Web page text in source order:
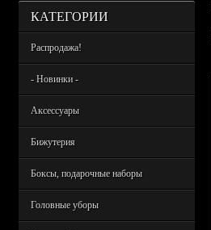
КАТЕГОРИИ
Распродажа!
- Новинки -
Аксессуары
Бижутерия
Боксы, подарочные наборы
Головные уборы